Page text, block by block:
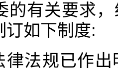
的有关要求
订如下制度:
律法规已作